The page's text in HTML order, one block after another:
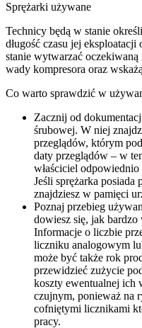
Sprężarki używane
Technicy będą w stanie
długość czasu jej
stanie wytwarzać
wady kompresora oraz
Co warto sprawdzić w
Zacznij od
śrubowej. W niej
przeglądów, którym
daty przeglądów – w
właściciel odpowiednio
Jeśli sprężarka posiada
znajdziesz w pamięci
Poznaj przebieg
dowiesz się, jak bardzo
Informacje o liczbie
liczniku analogowym
może być także rok
przewidzieć zużycie
koszty ewentualnej ich
czujnym, ponieważ na
cofniętymi licznikami
pracy.